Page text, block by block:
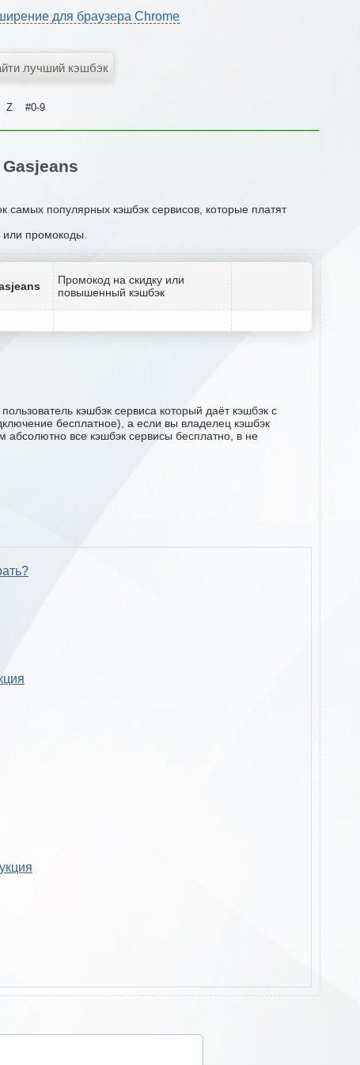
для браузера Chrome
Z #0-9
популярных кэшбэк сервисов, которые платят
или промокоды.
Промокод на скидку или
повышенный кэшбэк
кэшбэк сервиса который даёт кэшбэк с
бесплатное), а если вы владелец кэшбэк
абсолютно все кэшбэк сервисы бесплатно, в не